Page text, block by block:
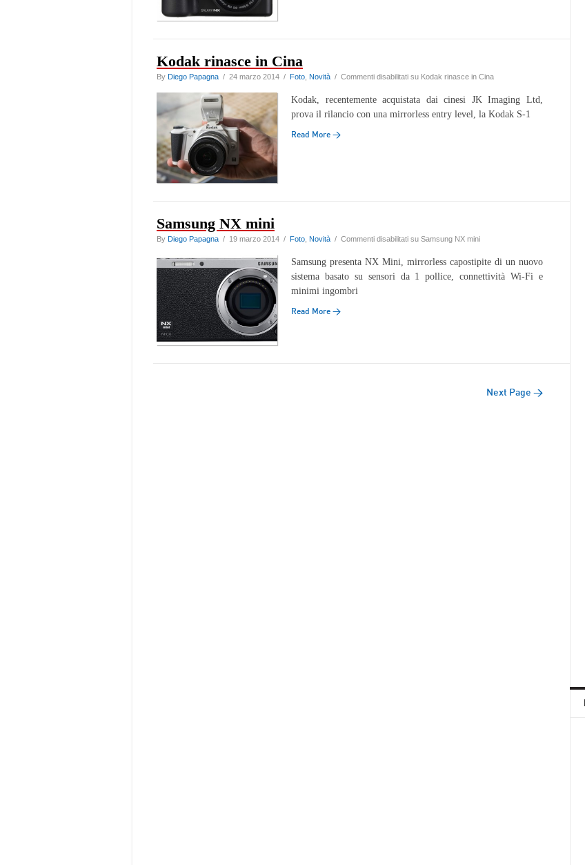
Kodak rinasce in Cina
By Diego Papagna / 24 marzo 2014 / Foto Novità / Commenti disabilitati su Kodak rinasce in Cina
Kodak, recentemente acquistata dai cinesi JK Imaging Ltd,
prova il rilancio con una mirrorless entry level, la Kodak S-1
Read More →
Samsung NX mini
By Diego Papagna / 19 marzo 2014 / Foto Novità / Commenti disabilitati su Samsung NX mini
Samsung presenta NX Mini, mirrorless capostipite di un nuovo
sistema basato su sensori da 1 pollice, connettività Wi-Fi e
minimi ingombri
Read More →
Next Page →